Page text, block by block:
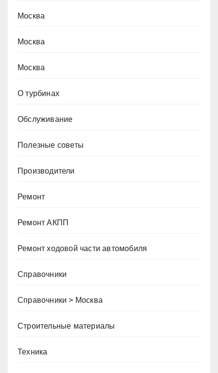
Москва
Москва
Москва
О турбинах
Обслуживание
Полезные советы
Производители
Ремонт
Ремонт АКПП
Ремонт ходовой части автомобиля
Справочники
Справочники > Москва
Строительные материалы
Техника